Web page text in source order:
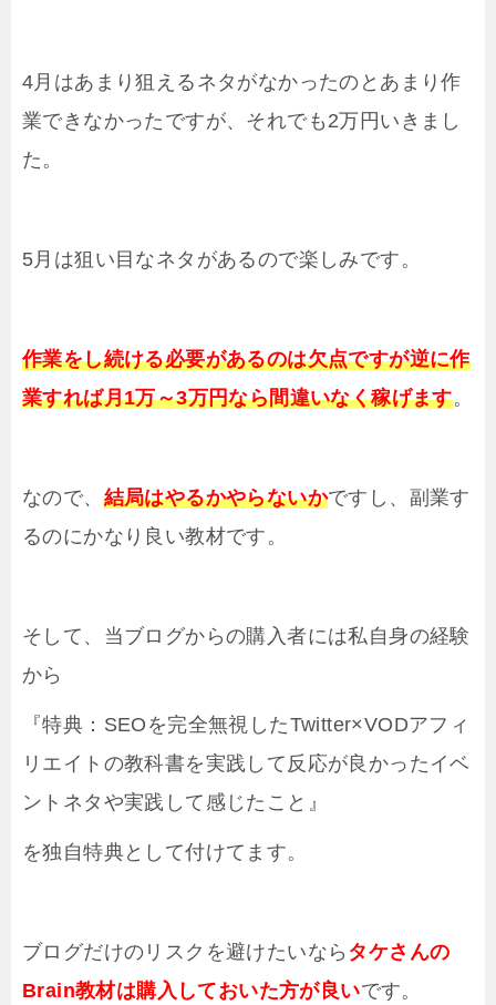
4月はあまり狙えるネタがなかったのとあまり作
業できなかったですが、それでも2万円いきまし
た。
5月は狙い目なネタがあるので楽しみです。
作業をし続ける必要があるのは欠点ですが逆に作
業すれば月1万～3万円なら間違いなく稼げます。
なので、 結局はやるかやらないかですし、副業す
るのにかなり良い教材です。
そして、当ブログからの購入者には私自身の経験
から
『特典：SEOを完全無視したTwitter×VODアフィ
リエイトの教科書を実践して反応が良かったイベ
ントネタや実践して感じたこと』
を独自特典として付けてます。
ブログだけのリスクを避けたいなら タケさんの
Brain教材は購入しておいた方が良いです。